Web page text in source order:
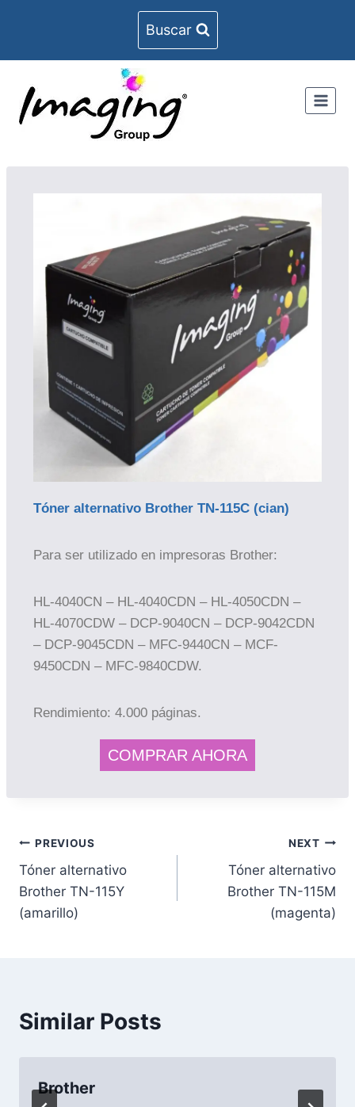
Buscar
Tóner alternativo Brother TN-115C (cian)
Para ser utilizado en impresoras Brother:
HL-4040CN – HL-4040CDN – HL-4050CDN –
HL-4070CDW – DCP-9040CN – DCP-9042CDN
– DCP-9045CDN – MFC-9440CN – MCF-
9450CDN – MFC-9840CDW.
Rendimiento: 4.000 páginas.
COMPRAR AHORA
PREVIOUS
Tóner alternativo
Brother TN-115Y
(amarillo)
NEXT
Tóner alternativo
Brother TN-115M
(magenta)
Similar Posts
Brother